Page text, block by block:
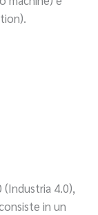
(Industria 4.0),
in un